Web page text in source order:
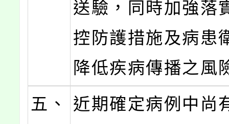
送驗，同時加強落
控防護措施及病患
降低疾病傳播之風
五、
近期確定病例中尚